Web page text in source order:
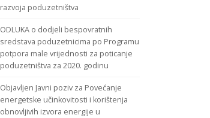
razvoja poduzetništva
ODLUKA o dodjeli bespovratnih
sredstava poduzetnicima po Programu
potpora male vrijednosti za poticanje
poduzetništva za 2020. godinu
Objavljen Javni poziv za Povećanje
energetske učinkovitosti i korištenja
obnovljivih izvora energije u